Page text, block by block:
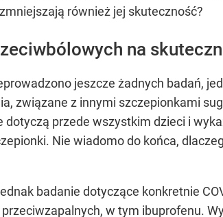
również jej skuteczność?
na
jeszcze żadnych badań,
związane z innymi szczepionkami
dotyczą przede wszystkim dzieci i
Nie wiadomo do końca,
badanie dotyczące konkretnie
w tym ibuprofenu.